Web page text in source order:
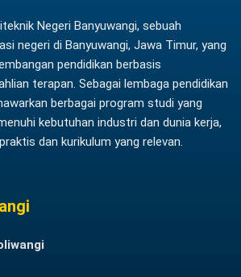
Negeri Banyuwangi, sebuah
negeri di Banyuwangi, Jawa Timur, yang
pendidikan berbasis
terapan. Sebagai lembaga pendidikan
berbagai program studi yang
kebutuhan industri dan dunia kerja,
dan kurikulum yang relevan.